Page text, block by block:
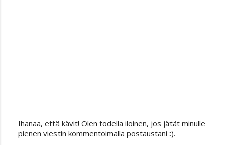
L
Ihanaa, että kävit! Olen todella iloinen, jos jätät minulle
pienen viestin kommentoimalla postaustani :).